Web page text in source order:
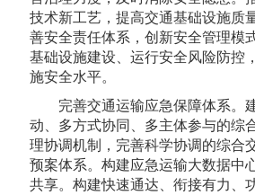
技术新工艺，提高交通基础设施质
善安全责任体系，创新安全管理模
基础设施建设、运行安全风险防控
施安全水平。
完善交通运输应急保障体系。
动、多方式协同、多主体参与的综
理协调机制，完善科学协调的综合
预案体系。构建应急运输大数据中
共享。构建快速通达、衔接有力、